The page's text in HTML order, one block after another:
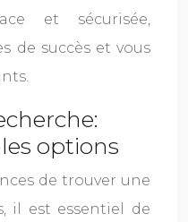
et sécurisée,
de succès et vous
options
de trouver une
il est essentiel de